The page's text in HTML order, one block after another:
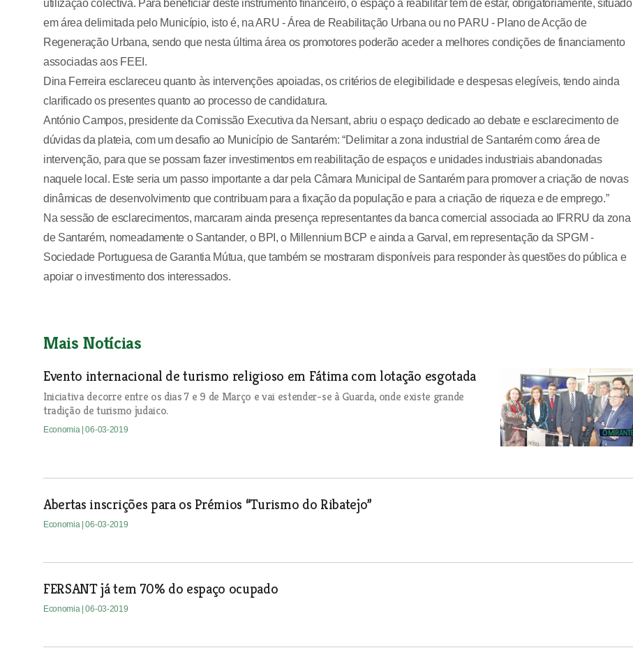
utilização colectiva. Para beneficiar deste instrumento financeiro, o espaço a reabilitar tem de estar, obrigatoriamente, situado
em área delimitada pelo Município, isto é, na ARU - Área de Reabilitação Urbana ou no PARU - Plano de Acção de
Regeneração Urbana, sendo que nesta última área os promotores poderão aceder a melhores condições de financiamento
associadas aos FEEI.
Dina Ferreira esclareceu quanto às intervenções apoiadas, os critérios de elegibilidade e despesas elegíveis, tendo ainda
clarificado os presentes quanto ao processo de candidatura.
António Campos, presidente da Comissão Executiva da Nersant, abriu o espaço dedicado ao debate e esclarecimento de
dúvidas da plateia, com um desafio ao Município de Santarém: “Delimitar a zona industrial de Santarém como área de
intervenção, para que se possam fazer investimentos em reabilitação de espaços e unidades industriais abandonadas
naquele local. Este seria um passo importante a dar pela Câmara Municipal de Santarém para promover a criação de novas
dinâmicas de desenvolvimento que contribuam para a fixação da população e para a criação de riqueza e de emprego.”
Na sessão de esclarecimentos, marcaram ainda presença representantes da banca comercial associada ao IFRRU da zona
de Santarém, nomeadamente o Santander, o BPI, o Millennium BCP e ainda a Garval, em representação da SPGM -
Sociedade Portuguesa de Garantia Mútua, que também se mostraram disponíveis para responder às questões do pública e
apoiar o investimento dos interessados.
Mais Notícias
Evento internacional de turismo religioso em Fátima com lotação esgotada
Iniciativa decorre entre os dias 7 e 9 de Março e vai estender-se à Guarda, onde existe grande
tradição de turismo judaico.
Economia | 06-03-2019
Abertas inscrições para os Prémios “Turismo do Ribatejo”
Economia | 06-03-2019
FERSANT já tem 70% do espaço ocupado
Economia | 06-03-2019